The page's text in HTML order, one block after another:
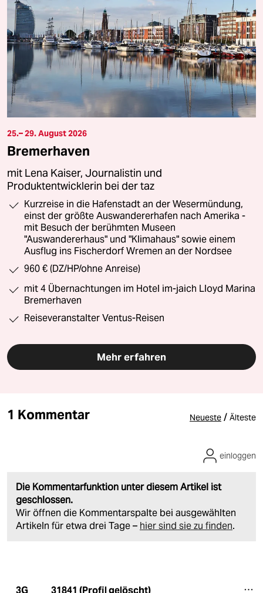
25.– 29. August 2026
Bremerhaven
mit Lena Kaiser, Journalistin und
Produktentwicklerin bei der taz
Kurzreise in die Hafenstadt an der Wesermündung,
einst der größte Auswandererhafen nach Amerika -
mit Besuch der berühmten Museen
"Auswandererhaus" und "Klimahaus" sowie einem
Ausflug ins Fischerdorf Wremen an der Nordsee
960 € (DZ/HP/ohne Anreise)
mit 4 Übernachtungen im Hotel im-jaich Lloyd Marina
Bremerhaven
Reiseveranstalter Ventus-Reisen
Mehr erfahren
1 Kommentar Neueste / Älteste
Die Kommentarfunktion unter diesem Artikel ist
geschlossen.
Wir öffnen die Kommentarspalte bei ausgewählten
Artikeln für etwa drei Tage – hier sind sie zu finden.
einloggen
3G 31841 (Profil gelöscht)